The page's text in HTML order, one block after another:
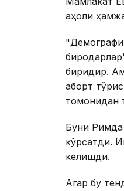
аҳоли
биридир.
аборт
томонидан
Буни Римда
кўрсатди.
келишди.
Агар бу